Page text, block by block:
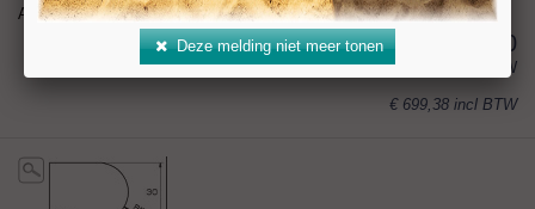
Artikelnr:037000
578,00
excl BTW
€ 699,38 incl BTW
Deze melding niet meer tonen